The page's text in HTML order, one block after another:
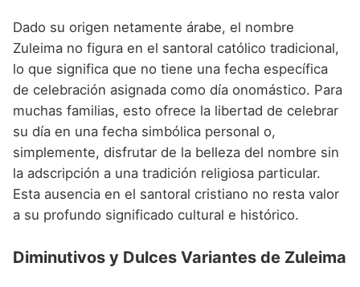
Dado su origen netamente árabe, el nombre
Zuleima no figura en el santoral católico tradicional,
lo que significa que no tiene una fecha específica
de celebración asignada como día onomástico. Para
muchas familias, esto ofrece la libertad de celebrar
su día en una fecha simbólica personal o,
simplemente, disfrutar de la belleza del nombre sin
la adscripción a una tradición religiosa particular.
Esta ausencia en el santoral cristiano no resta valor
a su profundo significado cultural e histórico.
Diminutivos y Dulces Variantes de Zuleima